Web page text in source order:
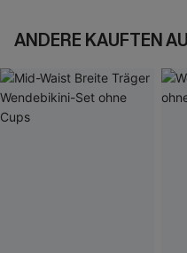
ANDERE KAUFTEN